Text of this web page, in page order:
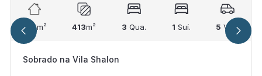
214m² 413m² 3 Qua. 1 Suí. 5 Vag.
Sobrado na Vila Shalon